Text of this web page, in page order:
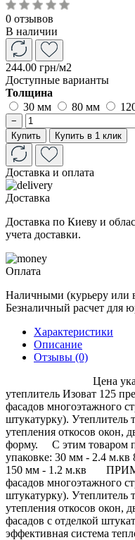
0 отзывов
В наличии
244.00 грн/м2
Доступные варианты
Толщина
30 мм
80 мм
−
Купить
Купить в 1 клик
Доставка и оплата
Доставка
Доставка по Киеву и
учета доставки.
Оплата
Наличными (курьеру или
Безналичный расчет для
Характеристики
Описание
Отзывы (0)
Цена указана
утеплитель Изоват 125
фасадов многоэтажного
штукатурку). Утеплитель
утепления откосов окон,
форму. С этим
упаковке: 30 мм - 2.4
150 мм - 1.2 м.кв
фасадов многоэтажного
штукатурку). Утеплитель
утепления откосов окон,
фасадов с отделкой
эффективная система